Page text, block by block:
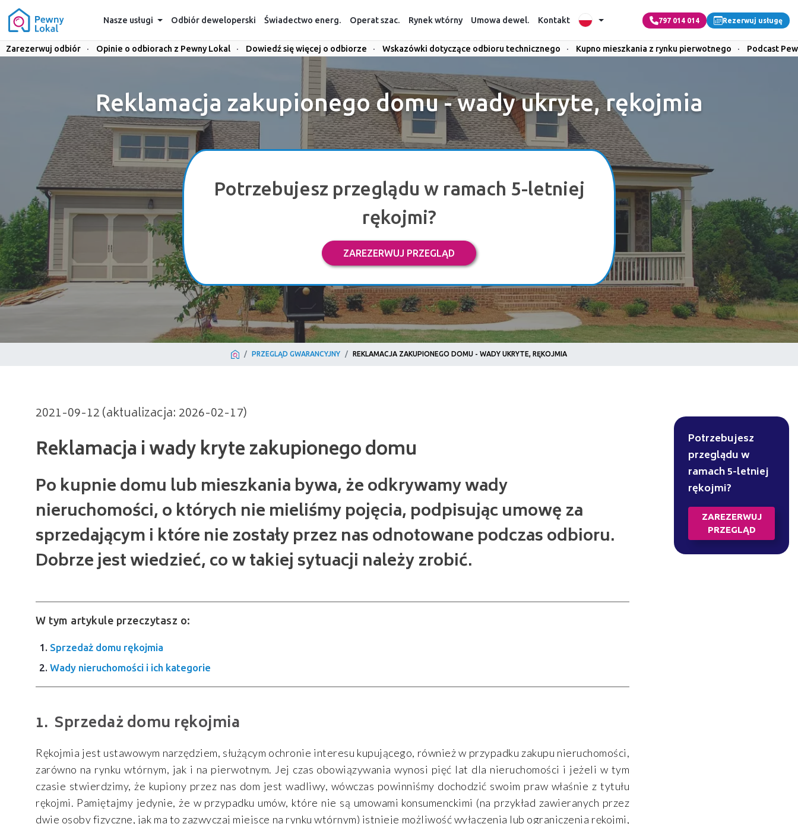
Nasze usługi Odbiór deweloperski Świadectwo energ. Operat szac. Rynek wtórny Umowa dewel. Kontakt 797 014 014 Rezerwuj usługę
Zarezerwuj odbiór · Opinie o odbiorach z Pewny Lokal · Dowiedź się więcej o odbiorze · Wskazówki dotyczące odbioru technicznego · Kupno mieszkania z rynku pierwotnego · Podcast
Reklamacja zakupionego domu - wady ukryte, rękojmia
Potrzebujesz przeglądu w ramach 5-letniej
rękojmi?
ZAREZERWUJ PRZEGLĄD
PRZEGLĄD GWARANCYJNY REKLAMACJA ZAKUPIONEGO DOMU - WADY UKRYTE, RĘKOJMIA
2021-09-12 (aktualizacja: 2026-02-17)
Reklamacja i wady kryte zakupionego domu
Po kupnie domu lub mieszkania bywa, że odkrywamy wady
nieruchomości, o których nie mieliśmy pojęcia, podpisując umowę za
sprzedającym i które nie zostały przez nas odnotowane podczas odbioru.
Dobrze jest wiedzieć, co w takiej sytuacji należy zrobić.
W tym artykule przeczytasz o:
Sprzedaż domu rękojmia
Wady nieruchomości i ich kategorie
Sprzedaż domu rękojmia
Rękojmia jest ustawowym narzędziem, służącym ochronie interesu kupującego, również w przypadku zakupu nieruchomości,
zarówno na rynku wtórnym, jak i na pierwotnym. Jej czas obowiązywania wynosi pięć lat dla nieruchomości i jeżeli w tym
czasie stwierdzimy, że kupiony przez nas dom jest wadliwy, wówczas powinniśmy dochodzić swoim praw właśnie z tytułu
rękojmi. Pamiętajmy jedynie, że w przypadku umów, które nie są umowami konsumenckimi (na przykład zawieranych przez
dwie osoby fizyczne, jak ma to zazwyczaj miejsce na rynku wtórnym) istnieje możliwość wyłączenia lub ograniczenia rękojmi,
Potrzebujesz
przeglądu w
ramach 5-letniej
rękojmi?
ZAREZERWUJ
PRZEGLĄD